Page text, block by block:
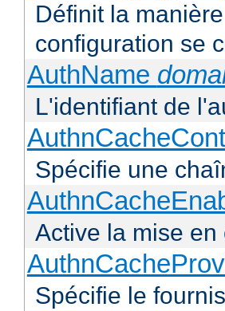
Définit la
configuration se
AuthName
L'identifiant de
Spécifie une
Active la mise
Spécifie le